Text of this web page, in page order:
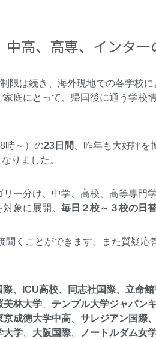
高、高専、インター
限は続き、海外現地での各学校
庭にとって、帰国後に通う学校
時～）の23日間
、昨年も大好評
りました。
リー分け、中学、高校、高等専門
象に展開。 毎日２校～３校の日
くことができます。また質疑応
、ICU高校、同志社国際、立命
美林大学 テンプル大学ジャパン
京成徳大学中高 サレジアン国際
大学 大阪国際 ノートルダム女